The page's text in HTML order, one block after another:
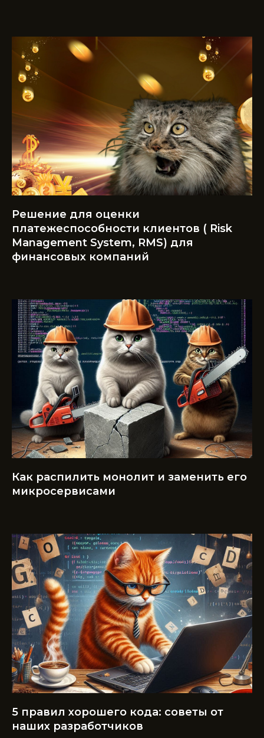
Решение для оценки
платежеспособности клиентов ( Risk
Management System, RMS) для
финансовых компаний
Как распилить монолит и заменить его
микросервисами
5 правил хорошего кода: советы от
наших разработчиков